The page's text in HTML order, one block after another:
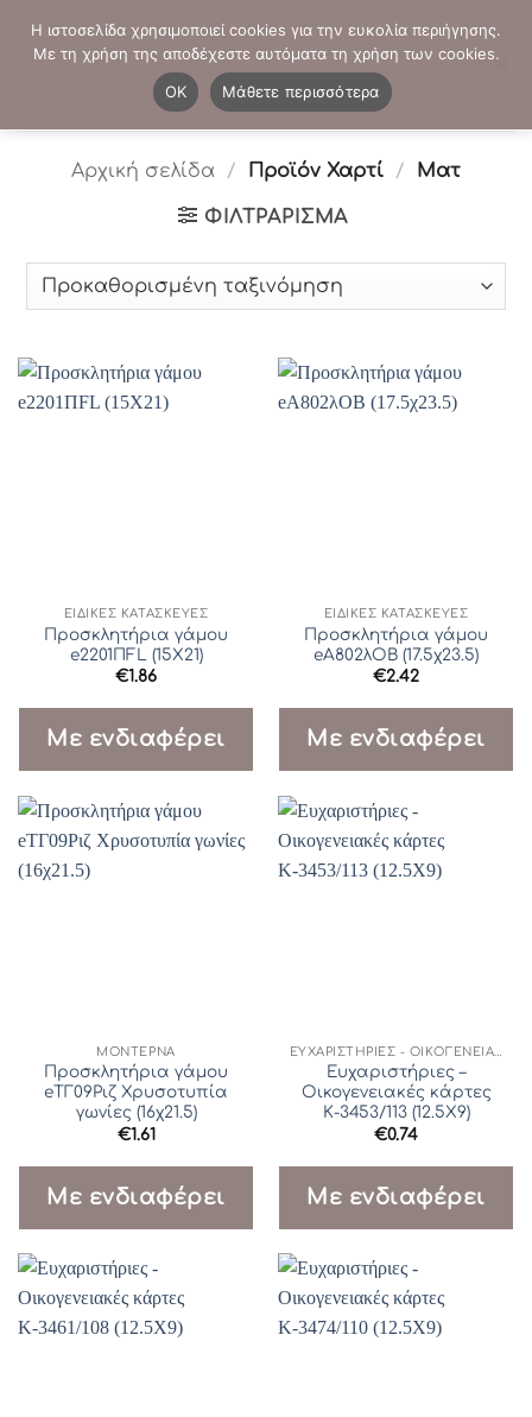
στο
ΤΗΛΕΦΩΝΙΚΕΣ ΠΑΡΑΓΓΕΛΙΕΣ: - 2103821941
Αρχική σελίδα / Προϊόν Χαρτί / Ματ
ΦΙΛΤΡΆΡΙΣΜΑ
ΕΙΔΙΚΈΣ ΚΑΤΑΣΚΕΥΈΣ
Προσκλητήρια γάμου
e2201ΠFL (15X21)
€1.86
Με ενδιαφέρει
ΕΙΔΙΚΈΣ ΚΑΤΑΣΚΕΥΈΣ
Προσκλητήρια γάμου
eΑ802λΟΒ (17.5χ23.5)
€2.42
Με ενδιαφέρει
ΜΟΝΤΈΡΝΑ
Προσκλητήρια γάμου
eΤΓ09Ριζ Χρυσοτυπία
γωνίες (16χ21.5)
€1.61
Με ενδιαφέρει
Ευχαριστήριες –
Οικογενειακές κάρτες
Κ-3453/113 (12.5Χ9)
€0.74
Με ενδιαφέρει
Η ιστοσελίδα χρησιμοποιεί cookies για την ευκολία περιήγησης.
Με τη χρήση της αποδέχεστε αυτόματα τη χρήση των cookies.
OK
Μάθετε περισσότερα